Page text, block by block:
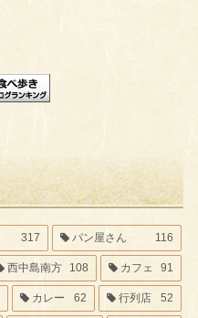
317 パン屋さん 116
西中島南方 108 カフェ 91
カレー 62 行列店 52